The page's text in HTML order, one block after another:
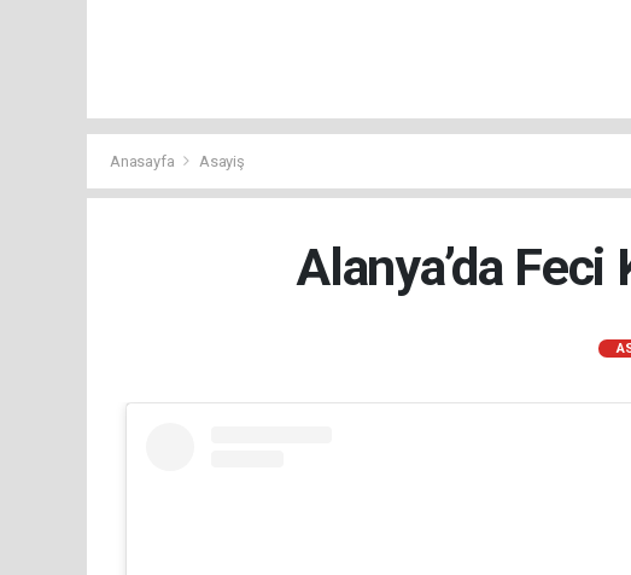
Anasayfa Asayiş
Alanya’da Feci